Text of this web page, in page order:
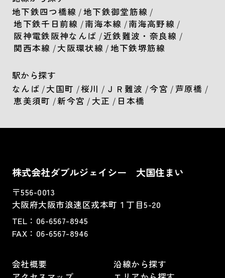
地下鉄四つ橋線 /地下鉄御堂筋線 /
地下鉄千日前線 /南海本線 /南海高野線 /
阪神電鉄阪神なんば /近鉄難波・奈良線 /
関西本線 /大阪環状線 /地下鉄堺筋線
駅から探す
なんば /大国町 /桜川 / ＪＲ難波 /今宮 / 芦原橋 /
恵美須町 /新今宮 / 大正 / 日本橋
株式会社ダブルジェイシー 大国住まい
〒556-0013
大阪府大阪市浪速区戎本町１丁目5-20
TEL： 06-6567-8945
FAX：06-6567-8946
会社概要
沿線から探す